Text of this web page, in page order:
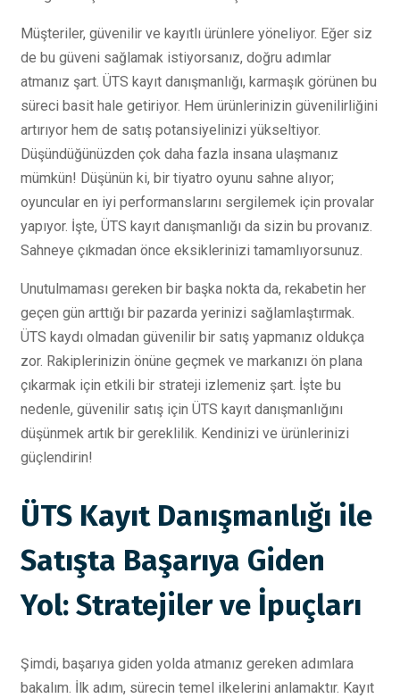
Müşteriler, güvenilir ve kayıtlı ürünlere yöneliyor. Eğer siz
de bu güveni sağlamak istiyorsanız, doğru adımlar
atmanız şart. ÜTS kayıt danışmanlığı, karmaşık görünen bu
süreci basit hale getiriyor. Hem ürünlerinizin güvenilirliğini
artırıyor hem de satış potansiyelinizi yükseltiyor.
Düşündüğünüzden çok daha fazla insana ulaşmanız
mümkün! Düşünün ki, bir tiyatro oyunu sahne alıyor;
oyuncular en iyi performanslarını sergilemek için provalar
yapıyor. İşte, ÜTS kayıt danışmanlığı da sizin bu provanız.
Sahneye çıkmadan önce eksiklerinizi tamamlıyorsunuz.
Unutulmaması gereken bir başka nokta da, rekabetin her
geçen gün arttığı bir pazarda yerinizi sağlamlaştırmak.
ÜTS kaydı olmadan güvenilir bir satış yapmanız oldukça
zor. Rakiplerinizin önüne geçmek ve markanızı ön plana
çıkarmak için etkili bir strateji izlemeniz şart. İşte bu
nedenle, güvenilir satış için ÜTS kayıt danışmanlığını
düşünmek artık bir gereklilik. Kendinizi ve ürünlerinizi
güçlendirin!
ÜTS Kayıt Danışmanlığı ile
Satışta Başarıya Giden
Yol: Stratejiler ve İpuçları
Şimdi, başarıya giden yolda atmanız gereken adımlara
bakalım. İlk adım, sürecin temel ilkelerini anlamaktır. Kayıt